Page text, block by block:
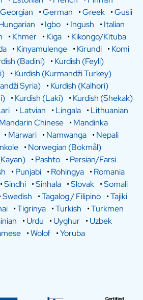
Georgian •German •Greek •Gusii
•Igbo •Ingush •Italian
•Khmer •Kiga •Kikongo/Kituba
•Kinyamulenge •Kirundi •Komi
(Badini) •Kurdish (Feyli)
•Kurdish (Kurmandži Turkey)
Syria) •Kurdish (Kalhori)
•Kurdish (Laki) •Kurdish (Shekak)
•Latvian •Lingala •Lithuanian
Mandarin Chinese •Mandinka
•Marwari •Namwanga •Nepali
•Norwegian (Bokmål)
•Pashto •Persian/Farsi
•Punjabi •Rohingya •Romania
•Sindhi •Sinhala •Slovak •Somali
Swedish •Tagalog / Filipino •Tajiki
•Tigrinya •Turkish •Turkmen
•Urdu •Uyghur •Uzbek
•Wolof •Yoruba